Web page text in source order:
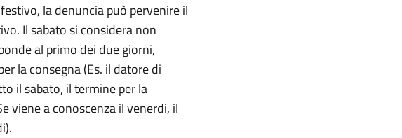
la denuncia può pervenire il
Il sabato si considera non
al primo dei due giorni,
la consegna (Es. il datore di
il sabato, il termine per la
viene a conoscenza il venerdi, il